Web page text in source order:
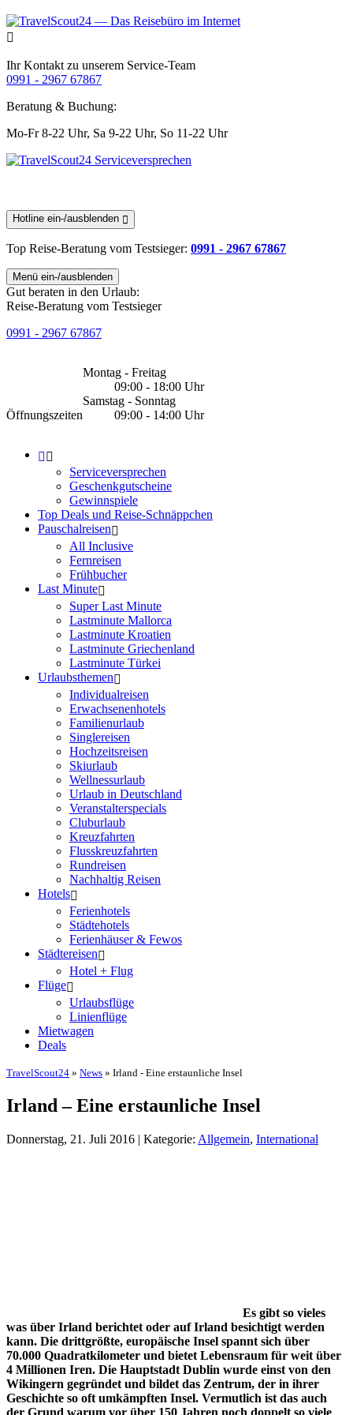
Ihr Kontakt zu unserem Service-Team
0991 - 2967 67867
Beratung & Buchung:
Mo-Fr 8-22 Uhr, Sa 9-22 Uhr, So 11-22 Uhr
Hotline ein-/ausblenden
Top Reise-Beratung vom Testsieger: 0991 - 2967 67867
Menü ein-/ausblenden
Gut beraten in den Urlaub:
Reise-Beratung vom Testsieger
0991 - 2967 67867
Öffnungszeiten
Montag - Freitag
09:00 - 18:00 Uhr
Samstag - Sonntag
09:00 - 14:00 Uhr
Serviceversprechen
Geschenkgutscheine
Gewinnspiele
Top Deals und Reise-Schnäppchen
Pauschalreisen
All Inclusive
Fernreisen
Frühbucher
Last Minute
Super Last Minute
Lastminute Mallorca
Lastminute Kroatien
Lastminute Griechenland
Lastminute Türkei
Urlaubsthemen
Individualreisen
Erwachsenenhotels
Familienurlaub
Singlereisen
Hochzeitsreisen
Skiurlaub
Wellnessurlaub
Urlaub in Deutschland
Veranstalterspecials
Cluburlaub
Kreuzfahrten
Flusskreuzfahrten
Rundreisen
Nachhaltig Reisen
Hotels
Ferienhotels
Städtehotels
Ferienhäuser & Fewos
Städtereisen
Hotel + Flug
Flüge
Urlaubsflüge
Linienflüge
Mietwagen
Deals
TravelScout24 » News » Irland - Eine erstaunliche Insel
Irland – Eine erstaunliche Insel
Donnerstag, 21. Juli 2016 | Kategorie: Allgemein, International
Es gibt so vieles
was über Irland berichtet oder auf Irland besichtigt werden
kann. Die drittgrößte, europäische Insel spannt sich über
70.000 Quadratkilometer und bietet Lebensraum für weit über
4 Millionen Iren. Die Hauptstadt Dublin wurde einst von den
Wikingern gegründet und bildet das Zentrum, der in ihrer
Geschichte so oft umkämpften Insel. Vermutlich ist das auch
der Grund warum vor über 150 Jahren noch doppelt so viele